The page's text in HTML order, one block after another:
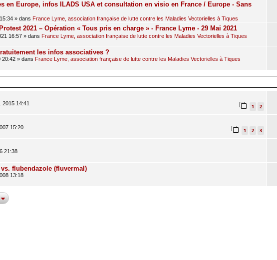
en Europe, infos ILADS USA et consultation en visio en France / Europe - Sans
» dans France Lyme, association française de lutte contre les Maladies Vectorielles à Tiques
2021 – Opération « Tous pris en charge » - France Lyme - 29 Mai 2021
16:57 » dans France Lyme, association française de lutte contre les Maladies Vectorielles à Tiques
les infos associatives ?
20:42 » dans France Lyme, association française de lutte contre les Maladies Vectorielles à Tiques
2015 14:41 1 2
15:20 1 2 3
21:38
flubendazole (fluvermal)
13:18